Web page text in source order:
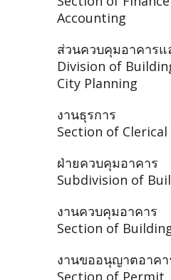
Accounting
ส่วนควบคุมอาคารแ
Division of
City Planning
งานธุรการ
Section of
ฝ่ายควบคุมอาคาร
Subdivision of
งานควบคุมอาคาร
Section of
งานขออนุญาตอาคา